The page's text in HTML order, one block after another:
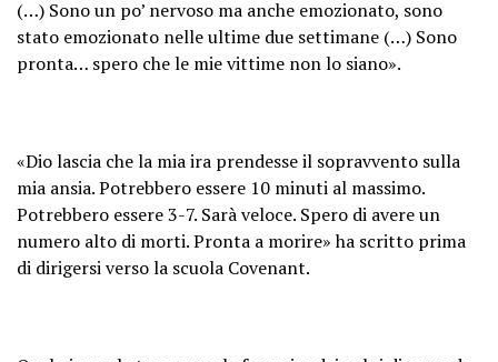
(…) Sono un po’ nervoso ma anche emozionato, sono
stato emozionato nelle ultime due settimane (…) Sono
pronta… spero che le mie vittime non lo siano».
«Dio lascia che la mia ira prendesse il sopravvento sulla
mia ansia. Potrebbero essere 10 minuti al massimo.
Potrebbero essere 3-7. Sarà veloce. Spero di avere un
numero alto di morti. Pronta a morire» ha scritto prima
di dirigersi verso la scuola Covenant.